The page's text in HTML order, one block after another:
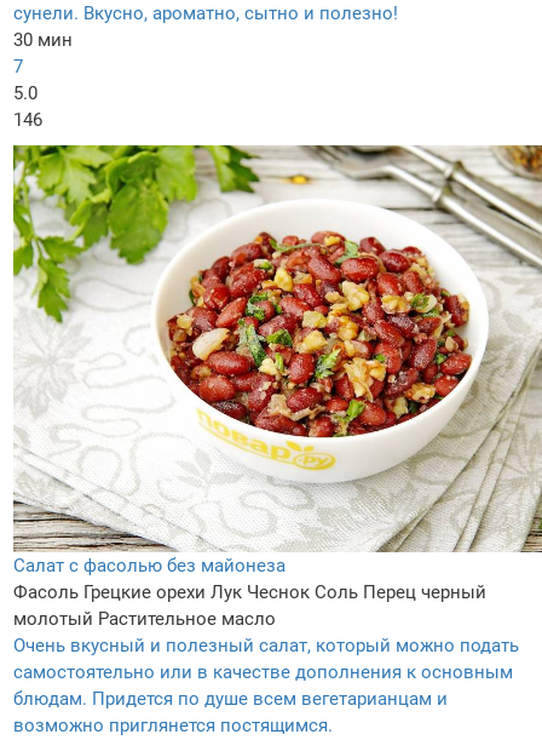
сунели. Вкусно, ароматно, сытно и полезно!
30 мин
7
5.0
146
Салат с фасолью без майонеза
Фасоль Грецкие орехи Лук Чеснок Соль Перец черный
молотый Растительное масло
Очень вкусный и полезный салат, который можно подать
самостоятельно или в качестве дополнения к основным
блюдам. Придется по душе всем вегетарианцам и
возможно приглянется постящимся.